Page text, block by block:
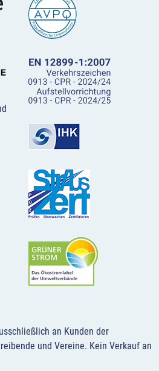
an Kunden der
und Vereine. Kein Verkauf an